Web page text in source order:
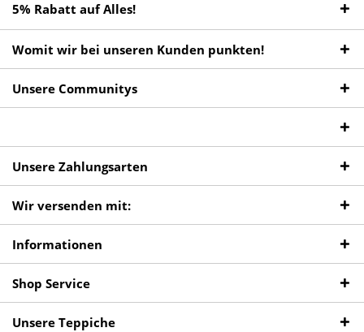
5% Rabatt auf Alles!
Womit wir bei unseren Kunden punkten!
Unsere Communitys
Unsere Zahlungsarten
Wir versenden mit:
Informationen
Shop Service
Unsere Teppiche